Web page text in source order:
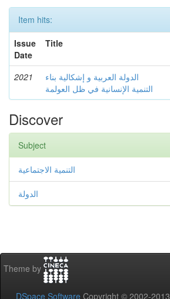
Item hits:
Issue
Date
Title
2021
الدولة العربية و إشكالية بناء
التنمية الإنسانية في ظل العولمة
Discover
Subject
التنمية الاجتماعية
الدولة
Theme by
DSpace Software Copyright © 2002-2013